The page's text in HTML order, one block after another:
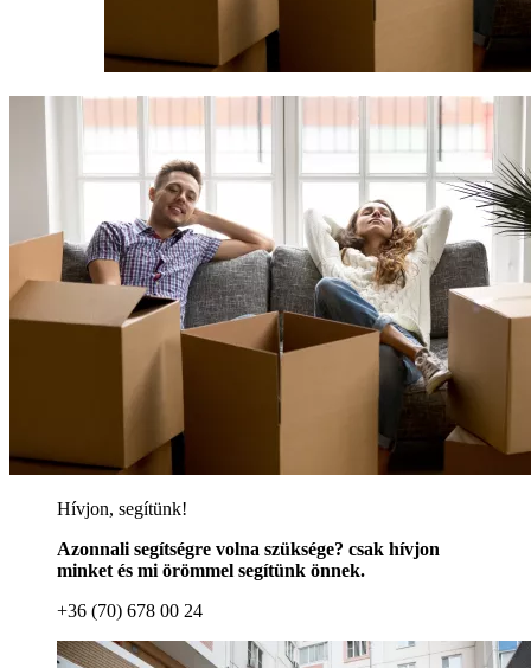
Hívjon, segítünk!
Azonnali segítségre volna szüksége? csak hívjon
minket és mi örömmel segítünk önnek.
+36 (70) 678 00 24